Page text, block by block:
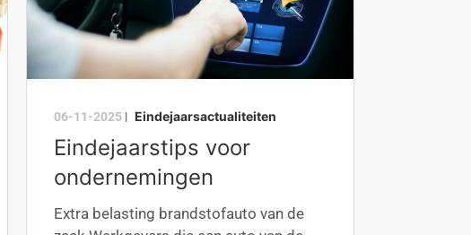
06-11-2025| Eindejaarsactualiteiten
Eindejaarstips voor
ondernemingen
Extra belasting brandstofauto van de